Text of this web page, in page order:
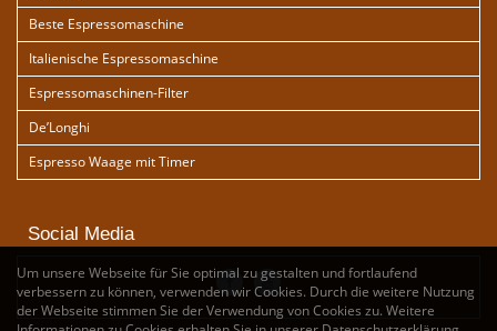
Beste Espressomaschine
Italienische Espressomaschine
Espressomaschinen-Filter
De’Longhi
Espresso Waage mit Timer
Social Media
Um unsere Webseite für Sie optimal zu gestalten und fortlaufend
verbessern zu können, verwenden wir Cookies. Durch die weitere Nutzung
der Webseite stimmen Sie der Verwendung von Cookies zu. Weitere